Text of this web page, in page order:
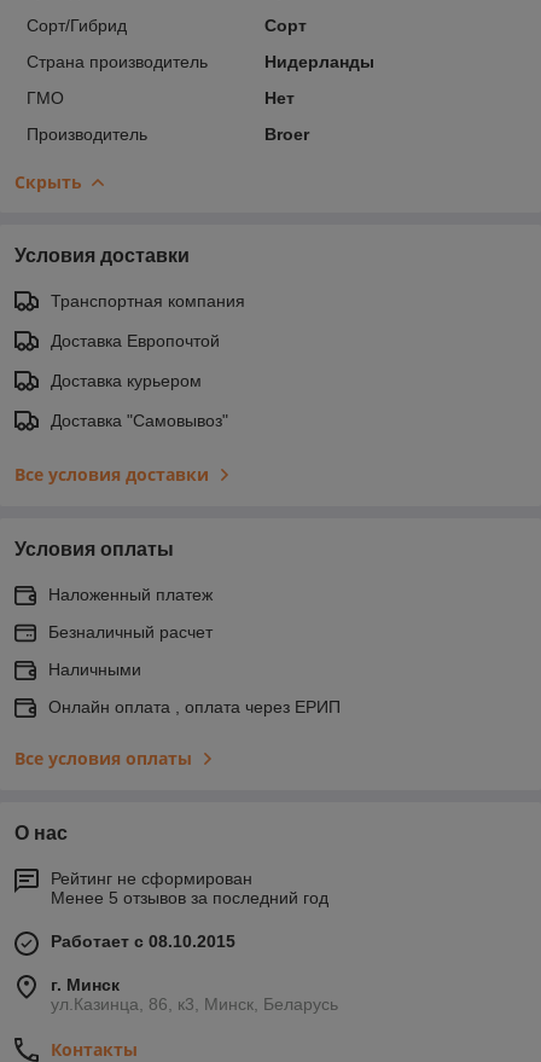
Сорт/Гибрид
Сорт
Страна производитель
Нидерланды
ГМО
Нет
Производитель
Broer
Скрыть
Условия доставки
Транспортная компания
Доставка Европочтой
Доставка курьером
Доставка "Самовывоз"
Все условия доставки
Условия оплаты
Наложенный платеж
Безналичный расчет
Наличными
Онлайн оплата , оплата через ЕРИП
Все условия оплаты
О нас
Рейтинг не сформирован
Менее 5 отзывов за последний год
Работает с 08.10.2015
г. Минск
ул.Казинца, 86, к3, Минск, Беларусь
Контакты